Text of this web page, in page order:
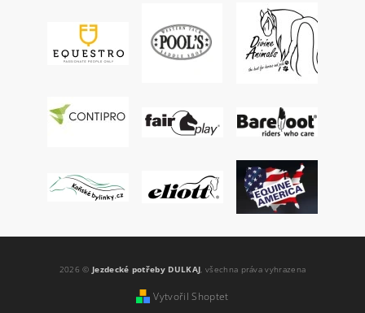
2026 © Jezdecké potřeby DULKAJ, všechna práva vyhrazena
Vytvořil Shoptet